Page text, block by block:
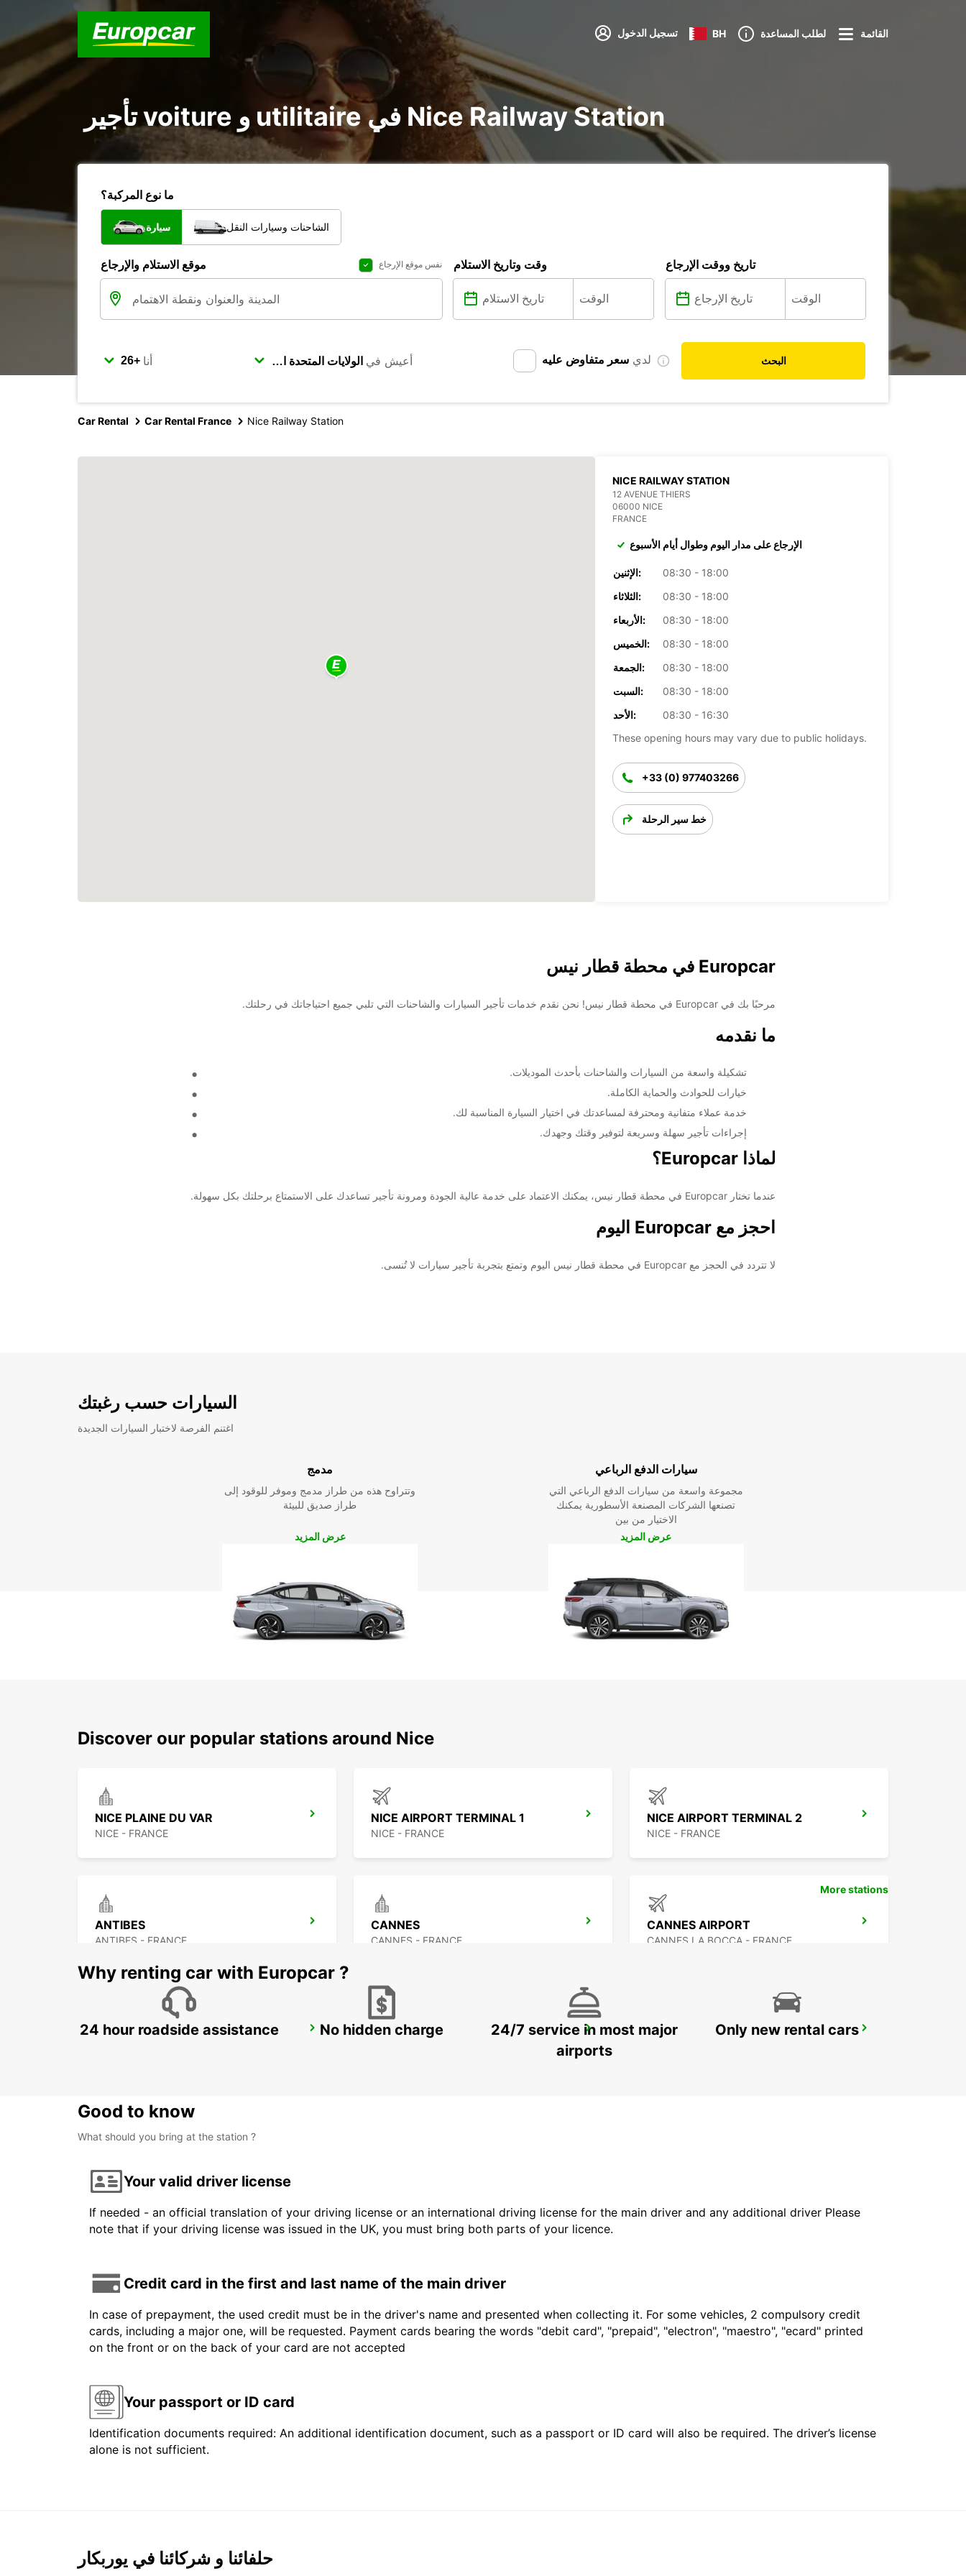
تسجيل الدخول BH لطلب المساعدة القائمة
تأجير voiture و utilitaire في Nice Railway Station
ما نوع المركبة؟
سيارة الشاحنات وسيارات النقل
موقع الاستلام والإرجاع نفس موقع الإرجاع وقت وتاريخ الاستلام تاريخ ووقت الإرجاع
أنا أعيش في لدي سعر متفاوض عليه البحث
Car Rental Car Rental France Nice Railway Station
NICE RAILWAY STATION
12 AVENUE THIERS
06000 NICE
FRANCE
الإرجاع على مدار اليوم وطوال أيام الأسبوع
الإثنين:
08:30 - 18:00
الثلاثاء:
08:30 - 18:00
الأربعاء:
08:30 - 18:00
الخميس:
08:30 - 18:00
الجمعة:
08:30 - 18:00
السبت:
08:30 - 18:00
الأحد:
08:30 - 16:30
These opening hours may vary due to public holidays.
+33 (0) 977403266
خط سير الرحلة
Europcar في محطة قطار نيس
مرحبًا بك في Europcar في محطة قطار نيس! نحن نقدم خدمات تأجير السيارات والشاحنات التي تلبي جميع احتياجاتك في رحلتك.
ما نقدمه
تشكيلة واسعة من السيارات والشاحنات بأحدث الموديلات.
خيارات للحوادث والحماية الكاملة.
خدمة عملاء متفانية ومحترفة لمساعدتك في اختيار السيارة المناسبة لك.
إجراءات تأجير سهلة وسريعة لتوفير وقتك وجهدك.
لماذا Europcar؟
عندما تختار Europcar في محطة قطار نيس، يمكنك الاعتماد على خدمة عالية الجودة ومرونة تأجير تساعدك على الاستمتاع برحلتك بكل سهولة.
احجز مع Europcar اليوم
لا تتردد في الحجز مع Europcar في محطة قطار نيس اليوم وتمتع بتجربة تأجير سيارات لا تُنسى.
السيارات حسب رغبتك
اغتنم الفرصة لاختبار السيارات الجديدة
مدمج
وتتراوح هذه من طراز مدمج وموفر للوقود إلى
طراز صديق للبيئة
عرض المزيد
سيارات الدفع الرباعي
مجموعة واسعة من سيارات الدفع الرباعي التي
تصنعها الشركات المصنعة الأسطورية يمكنك
الاختيار من بين
عرض المزيد
Discover our popular stations around Nice
NICE PLAINE DU VAR
NICE - FRANCE
NICE AIRPORT TERMINAL 1
NICE - FRANCE
NICE AIRPORT TERMINAL 2
NICE - FRANCE
ANTIBES
ANTIBES - FRANCE
CANNES
CANNES - FRANCE
CANNES AIRPORT
CANNES LA BOCCA - FRANCE
FREJUS DRAGUIGNAN SAINTE-MAXIME
More stations
Why renting car with Europcar ?
24 hour roadside assistance No hidden charge
24/7 service in most major
airports
Only new rental cars
Good to know
What should you bring at the station ?
Your valid driver license
If needed - an official translation of your driving license or an international driving license for the main driver and any additional driver Please
note that if your driving license was issued in the UK, you must bring both parts of your licence.
Credit card in the first and last name of the main driver
In case of prepayment, the used credit must be in the driver's name and presented when collecting it. For some vehicles, 2 compulsory credit
cards, including a major one, will be requested. Payment cards bearing the words "debit card", "prepaid", "electron", "maestro", "ecard" printed
on the front or on the back of your card are not accepted
Your passport or ID card
Identification documents required: An additional identification document, such as a passport or ID card will also be required. The driver’s license
alone is not sufficient.
حلفائنا و شركائنا في يوربكار